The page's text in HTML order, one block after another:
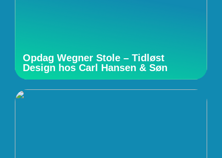
Opdag Wegner Stole – Tidløst
Design hos Carl Hansen & Søn